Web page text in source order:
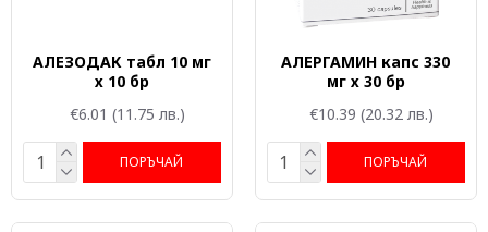
АЛЕЗОДАК табл 10 мг
х 10 бр
€6.01 (11.75 лв.)
ПОРЪЧАЙ
АЛЕРГАМИН капс 330
мг х 30 бр
€10.39 (20.32 лв.)
ПОРЪЧАЙ